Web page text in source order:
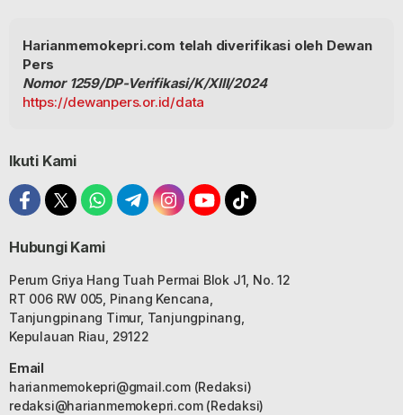
Harianmemokepri.com telah diverifikasi oleh Dewan
Pers
Nomor 1259/DP-Verifikasi/K/XIII/2024
https://dewanpers.or.id/data
Ikuti Kami
Hubungi Kami
Perum Griya Hang Tuah Permai Blok J1, No. 12
RT 006 RW 005, Pinang Kencana,
Tanjungpinang Timur, Tanjungpinang,
Kepulauan Riau, 29122
Email
harianmemokepri@gmail.com(Redaksi)
redaksi@harianmemokepri.com(Redaksi)